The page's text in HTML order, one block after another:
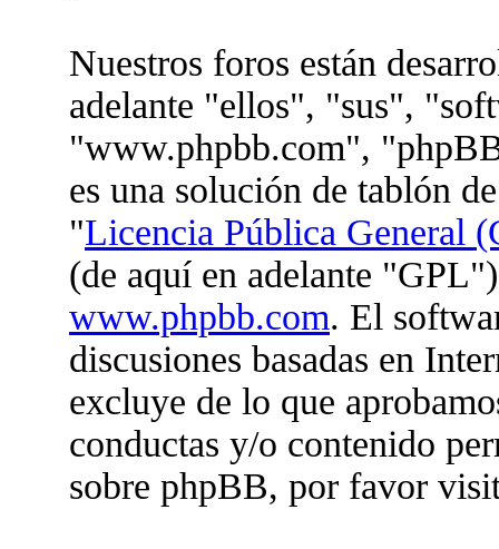
Nuestros foros están
adelante "ellos", "sus",
"www.phpbb.com",
es una solución de tablón
"Licencia Pública General
(de aquí en adelante
www.phpbb.com. El
discusiones basadas en
excluye de lo que
conductas y/o contenido
sobre phpBB, por favor